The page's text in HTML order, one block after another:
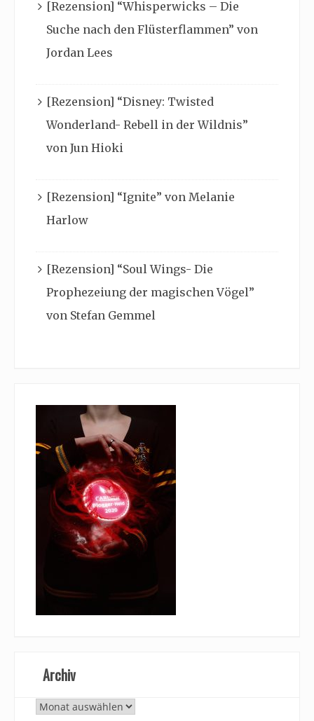
[Rezension] “Whisperwicks – Die
Suche nach den Flüsterflammen” von
Jordan Lees
[Rezension] “Disney: Twisted
Wonderland- Rebell in der Wildnis”
von Jun Hioki
[Rezension] “Ignite” von Melanie
Harlow
[Rezension] “Soul Wings- Die
Prophezeiung der magischen Vögel”
von Stefan Gemmel
Archiv
Archiv